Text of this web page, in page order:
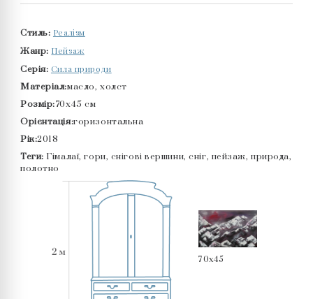
Стиль: Реалізм
Жанр: Пейзаж
Серія: Сила природи
Матеріал:масло, холст
Розмір:70x45 см
Орієнтація:горизонтальна
Рік:2018
Теги: Гімалаї, гори, снігові вершини, сніг, пейзаж, природа,
полотно
70x45